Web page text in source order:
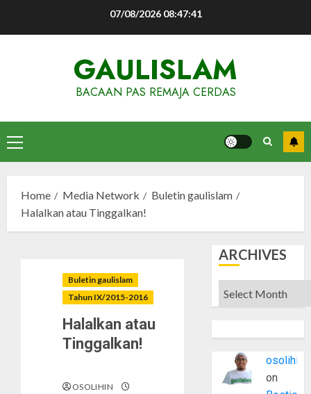
07/08/2026 08:47:42
GAULISLAM
BACAAN PAS REMAJA CERDAS
Primary
Menu
Home Media Network
Buletin gaulislam
Halalkan atau Tinggalkan!
Buletin gaulislam
Tahun IX/2015-2016
Halalkan atau
Tinggalkan!
OSOLIHIN
ARCHIVES
Archives
osolihin
on